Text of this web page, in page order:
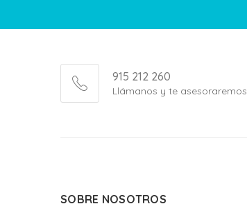
915 212 260
Llámanos y te asesoraremos
SOBRE NOSOTROS